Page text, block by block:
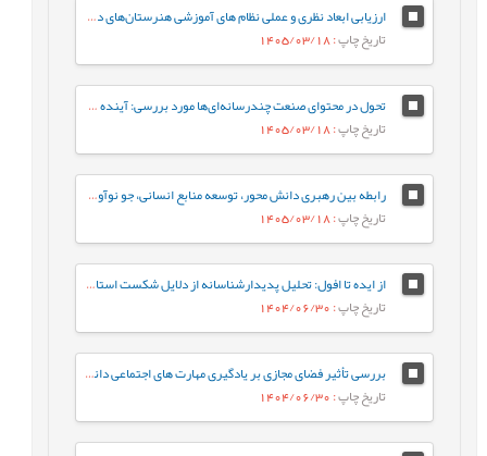
ارزیابی ابعاد نظری و عملی نظام های آموزشی هنرستان‌های دخترانه فنی و حرفه‌ای
تاریخ چاپ: 1405/03/18
تحول در محتوای صنعت چندرسانه‌ای‌ها مورد بررسی: آینده‌ ژانر برنامه‌های تلویزیون ایران در افق 1410
تاریخ چاپ: 1405/03/18
رابطه بین رهبری دانش محور، توسعه منابع انسانی، جو نوآوری و رفتار کاری خلاقانه با مزیت رقابتی پایدار با نقش میانجی نواوری سازمانی
تاریخ چاپ: 1405/03/18
از ایده تا افول: تحلیل پدیدارشناسانه از دلایل شکست استارت‌آپ‌های ایرانی
تاریخ چاپ: 1404/06/30
بررسی تأثیر فضای مجازی بر یادگیری مهارت های اجتماعی دانش آموزان از دیدگاه معلمان (مطالعه موردی: شهرستان هامون)
تاریخ چاپ: 1404/06/30